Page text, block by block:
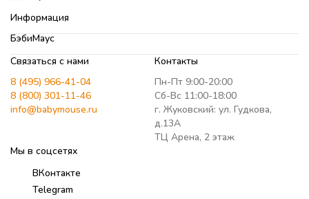
Информация
БэбиМаус
Связаться с нами
8 (495) 966-41-04
8 (800) 301-11-46
info@babymouse.ru
Контакты
Пн-Пт 9:00-20:00
Сб-Вс 11:00-18:00
г. Жуковский: ул. Гудкова,
д.13А
ТЦ Арена, 2 этаж
Мы в соцсетях
ВКонтакте
Telegram